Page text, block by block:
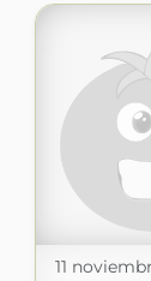
11